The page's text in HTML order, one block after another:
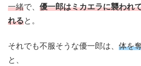
一緒で、 優一郎はミカエラに襲われ
れると。
それでも不服そうな優一郎は、 体を
と、